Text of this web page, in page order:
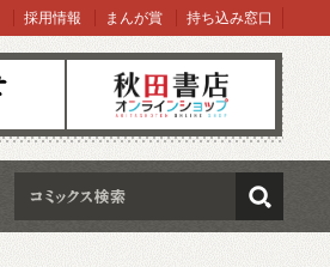
オンラインショップ
採用情報 まんが賞 持ち込み窓口
検索